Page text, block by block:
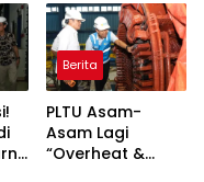
Berita
PLTU Asam-
Asam Lagi
“Overheat &